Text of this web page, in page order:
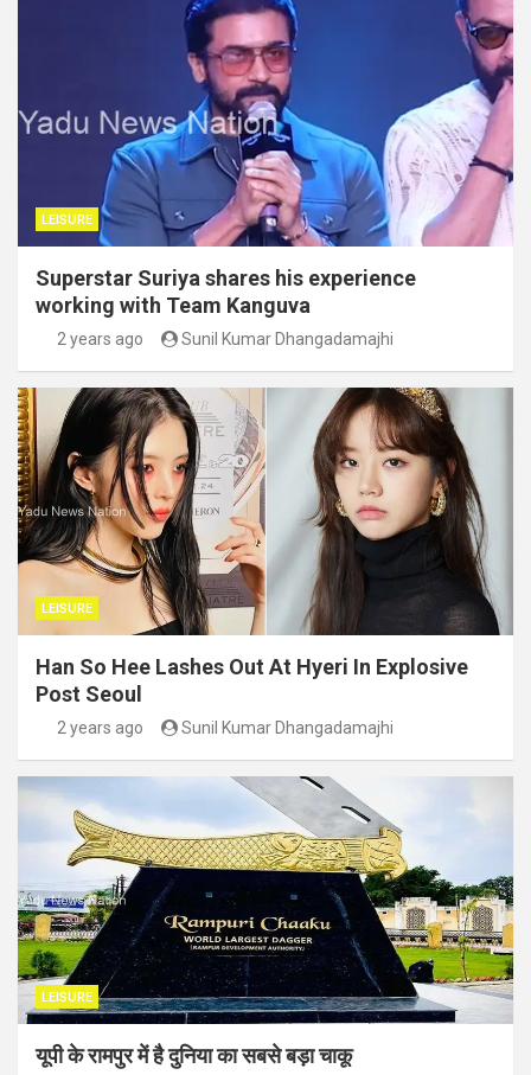
LEISURE
Superstar Suriya shares his experience
working with Team Kanguva
2 years ago Sunil Kumar Dhangadamajhi
LEISURE
Han So Hee Lashes Out At Hyeri In Explosive
Post Seoul
2 years ago Sunil Kumar Dhangadamajhi
LEISURE
यूपी के रामपुर में है दुनिया का सबसे बड़ा चाकू